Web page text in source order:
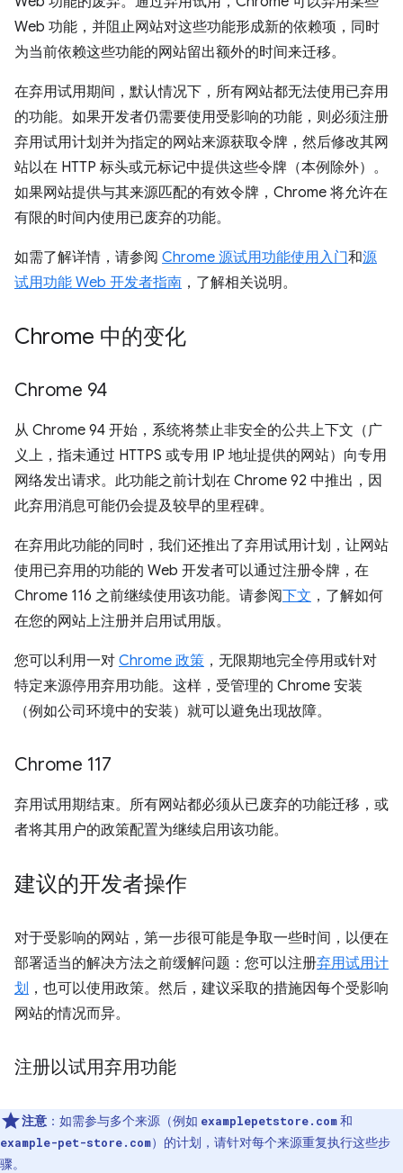
Web 功能，并阻止网站对这些功能形成新的依赖项，同时
为当前依赖这些功能的网站留出额外的时间来迁移。
在弃用试用期间，默认情况下，所有网站都无法使用已弃用
的功能。如果开发者仍需要使用受影响的功能，则必须注册
弃用试用计划并为指定的网站来源获取令牌，然后修改其网
站以在 HTTP 标头或元标记中提供这些令牌（本例除外）。
如果网站提供与其来源匹配的有效令牌，Chrome 将允许在
有限的时间内使用已废弃的功能。
如需了解详情，请参阅 Chrome 源试用功能使用入门和源
试用功能 Web 开发者指南 ，了解相关说明。
Chrome 中的变化
Chrome 94
从 Chrome 94 开始，系统将禁止非安全的公共上下文（广
义上，指未通过 HTTPS 或专用 IP 地址提供的网站）向专用
网络发出请求。此功能之前计划在 Chrome 92 中推出，因
此弃用消息可能仍会提及较早的里程碑。
在弃用此功能的同时，我们还推出了弃用试用计划，让网站
使用已弃用的功能的 Web 开发者可以通过注册令牌，在
Chrome 116 之前继续使用该功能。请参阅下文 ，了解如何
在您的网站上注册并启用试用版。
您可以利用一对 Chrome 政策 ，无限期地完全停用或针对
特定来源停用弃用功能。这样，受管理的 Chrome 安装
（例如公司环境中的安装）就可以避免出现故障。
Chrome 117
弃用试用期结束。所有网站都必须从已废弃的功能迁移，或
者将其用户的政策配置为继续启用该功能。
建议的开发者操作
对于受影响的网站，第一步很可能是争取一些时间，以便在
部署适当的解决方法之前缓解问题：您可以注册弃用试用计
划 ，也可以使用政策。然后，建议采取的措施因每个受影响
网站的情况而异。
注册以试用弃用功能
注意 ：如需参与多个来源（例如 examplepetstore.com和
example-pet-store.com）的计划，请针对每个来源重复执行这些步
骤。